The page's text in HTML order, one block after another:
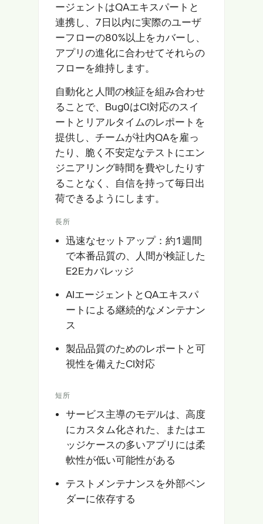
ージェントはQAエキスパートと
連携し、7日以内に実際のユーザ
ーフローの80%以上をカバーし、
アプリの進化に合わせてそれらの
フローを維持します。
自動化と人間の検証を組み合わせ
ることで、Bug0はCI対応のスイ
ートとリアルタイムのレポートを
提供し、チームが社内QAを雇っ
たり、脆く不安定なテストにエン
ジニアリング時間を費やしたりす
ることなく、自信を持って毎日出
荷できるようにします。
長所
迅速なセットアップ：約1週間
で本番品質の、人間が検証した
E2Eカバレッジ
AIエージェントとQAエキスパ
ートによる継続的なメンテナン
ス
製品品質のためのレポートと可
視性を備えたCI対応
短所
サービス主導のモデルは、高度
にカスタム化された、またはエ
ッジケースの多いアプリには柔
軟性が低い可能性がある
テストメンテナンスを外部ベン
ダーに依存する